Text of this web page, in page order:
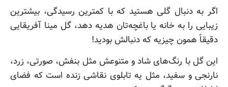
اگر به دنبال گلی هستید که با کمترین رسیدگی، بیشترین
زیبایی را به خانه یا باغچه‌تان هدیه دهد، گل مینا آفریقایی
دقیقاً همون چیزیه که دنبالش بودید!
این گل با رنگ‌های شاد و متنوعش مثل بنفش، صورتی، زرد،
نارنجی و سفید، مثل یه تابلوی نقاشی زنده است که فضای